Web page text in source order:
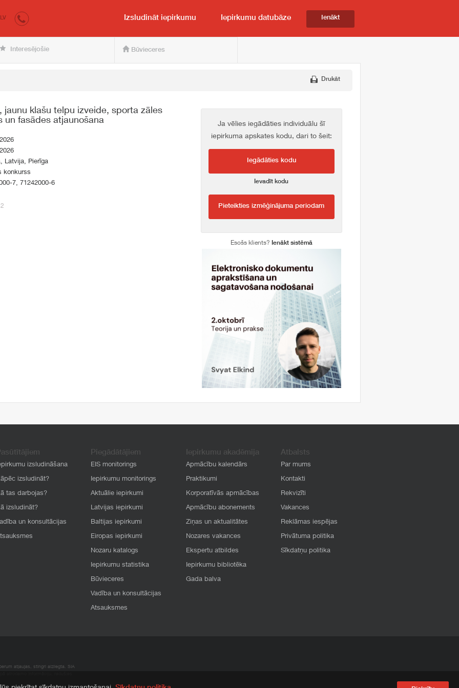
pircējam un pārdevējam
LV Izsludināt iepirkumu Iepirkumu datubāze Ienākt
Interesējošie Būvieceres
Drukāt
jaunu klašu telpu izveide, sporta zāles
un fasādes atjaunošana
Latvija, Pierīga
konkurss
7, 71242000-6
Ja vēlies iegādāties individuālu šī
iepirkuma apskates kodu, dari to šeit:
Iegādāties kodu
Ievadīt kodu
Pieteikties izmēģinājuma periodam
Esošs klients? Ienākt sistēmā
izsludināšana
izsludināt?
tas darbojas?
izsludināt?
un konsultācijas
Piegādātājiem
EIS monitorings
Iepirkumu monitorings
Aktuālie iepirkumi
Latvijas iepirkumi
Baltijas iepirkumi
Eiropas iepirkumi
Nozaru katalogs
Iepirkumu statistika
Būvieceres
Vadība un konsultācijas
Atsauksmes
Iepirkumu akadēmija
Apmācību kalendārs
Praktikumi
Korporatīvās apmācības
Apmācību abonements
Ziņas un aktualitātes
Nozares vakances
Ekspertu atbildes
Iepirkumu bibliotēka
Gada balva
Atbalsts
Par mums
Kontakti
Rekvizīti
Vakances
Reklāmas iespējas
Privātuma politika
Sīkdatņu politika
atļaujas, stingri aizliegta. SIA